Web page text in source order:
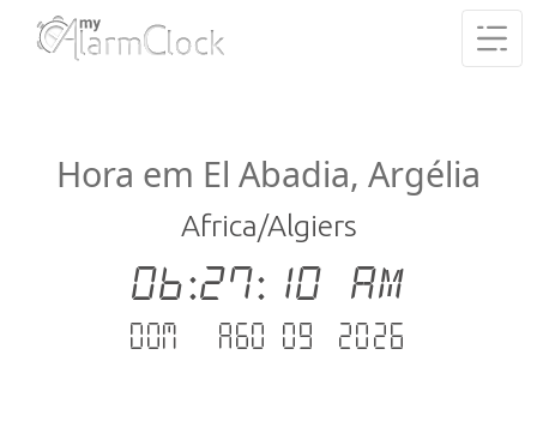
Hora em El Abadia, Argélia
Africa/Algiers
06:27:10 AM
Dom - Ago 09 .2026